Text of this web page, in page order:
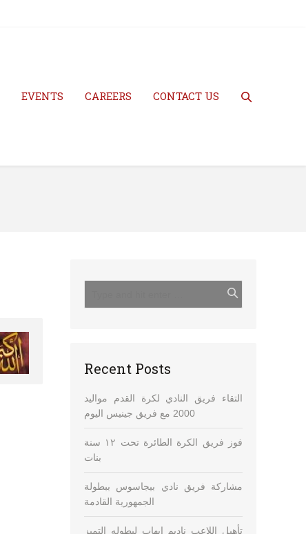
EVENTS CAREERS CONTACT US
Recent Posts
التقاء فريق النادي لكرة القدم مواليد
2000 مع فريق جينيس اليوم
فوز فريق الكرة الطائرة تحت ١٢ سنة
بنات
مشاركة فريق نادي بيجاسوس ببطولة
الجمهورية القادمة
تأهيل اللاعب ناديم ايهاب لبطوله التميز